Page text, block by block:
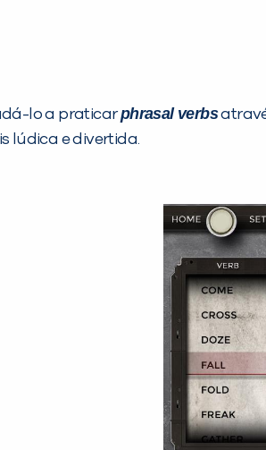
lo a praticarphrasal verbs
lúdica e divertida.